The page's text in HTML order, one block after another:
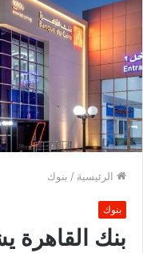
الرئيسية / بنوك
بنوك
بنك القاهرة